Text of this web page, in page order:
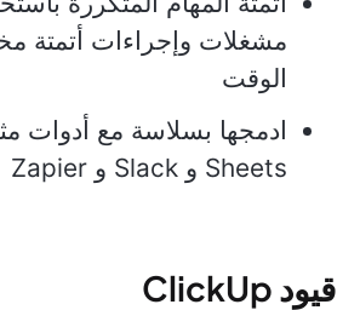
مشغلات وإجراءات أتمتة
الوقت
Sheets و Slack و Zapier
قيود ClickUp